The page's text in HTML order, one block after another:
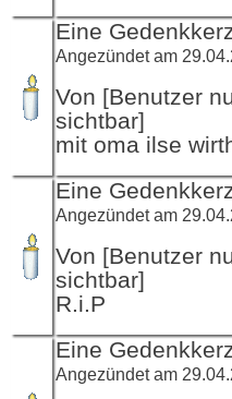
Eine
Angezündet am
Von [Benutzer
sichtbar]
mit oma ilse
Eine
Angezündet am
Von [Benutzer
sichtbar]
R.i.P
Eine
Angezündet am